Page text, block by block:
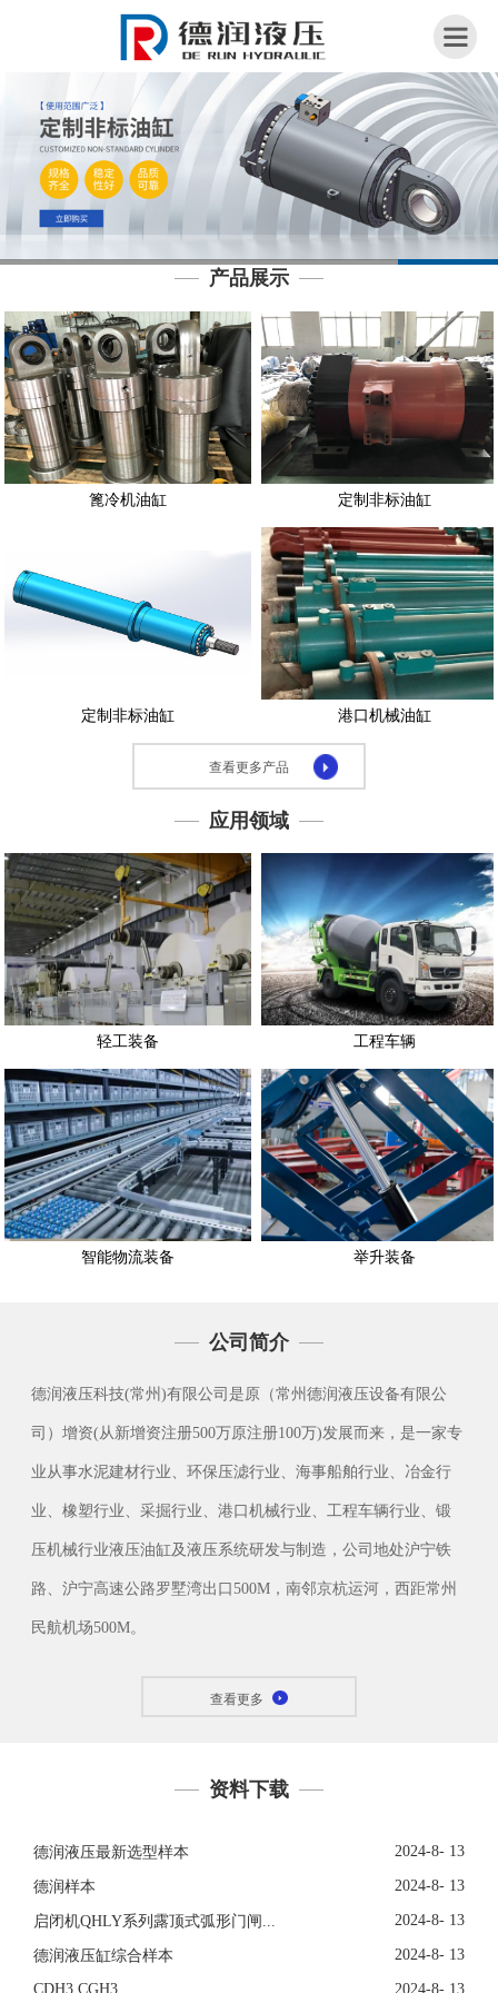
网
站
首
页
关
荣
誉
资
质
产
品
用
领
们
产品展示
篦冷机油缸 定制非标油缸
定制非标油缸 港口机械油缸
查看更多产品
应用领域
轻工装备 工程车辆
智能物流装备 举升装备
公司简介
德润液压科技(常州)有限公司是原（常州德润液压设备有限公
司）增资(从新增资注册500万原注册100万)发展而来，是一家专
业从事水泥建材行业、环保压滤行业、海事船舶行业、冶金行
业、橡塑行业、采掘行业、港口机械行业、工程车辆行业、锻
压机械行业液压油缸及液压系统研发与制造，公司地处沪宁铁
路、沪宁高速公路罗墅湾出口500M，南邻京杭运河，西距常州
民航机场500M。
查看更多
资料下载
德润液压最新选型样本 2024-8- 13
德润样本 2024-8- 13
启闭机QHLY系列露顶式弧形门闸... 2024-8- 13
德润液压缸综合样本 2024-8- 13
CDH3 CGH3 2024-8- 13